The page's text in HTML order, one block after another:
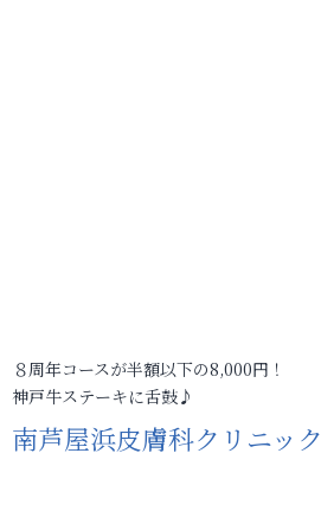
８周年コースが半額以下の8,000円！
神戸牛ステーキに舌鼓♪
南芦屋浜皮膚科クリニック